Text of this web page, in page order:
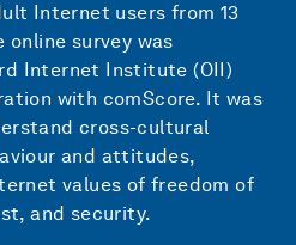
Internet users from 13
survey was
Internet Institute (OII)
with comScore. It was
cross-cultural
and attitudes,
values of freedom of
and security.